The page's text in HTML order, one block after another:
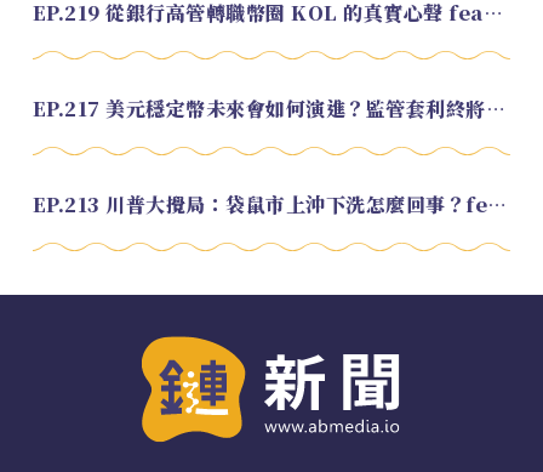
EP.219 從銀行高管轉職幣圈 KOL 的真實心聲 feat.龜大
EP.217 美元穩定幣未來會如何演進？監管套利終將收斂？feat. 研究員 余哲安
EP.213 川普大攪局：袋鼠市上沖下洗怎麼回事？feat. Alvin